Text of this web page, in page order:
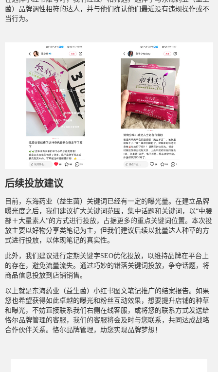
菌）品牌调性相符的达人，并与他们确认他们最近没有违规操作或不
当行为。
后续投放建议
目前，东海药业（益生菌）关键词已经有一定的曝光量。在建立品牌
曝光度之后，我们建议扩大关键词范围，集中话题和关键词，以“中腰
部＋大量素人”的方式进行投放，占据更多的重点关键词位置。本次投
放主要以好物分享类笔记为主，但我们建议后续以批量达人种草的方
式进行投放，以体现笔记的真实性。
此外，我们建议进行定期关键字SEO优化投放，以维持品牌在平台上
的存在，避免流量流失。通过巧妙的错落关键词投放，争夺话题，将
商品信息投放到店铺销售。
以上就是东海药业（益生菌）小红书图文笔记推广的结案报告。如果
您也希望获得如此卓越的曝光和粉丝互动效果，想要提升店铺的种草
和曝光，不妨直接联系我们右侧在线客服，或将您的联系方式发送给
恪尔品牌管理的客服，我们的客服将会及时与您联系，共同达成战略
合作伙伴关系。恪尔品牌管理，助您实现品牌梦想！